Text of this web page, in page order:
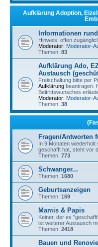
Aufklärung Adoption,
Informationen
Hinweis: offen
Moderator: Moderator-
Themen: 83
Aufklärung Ado,
Austausch
Freischaltung bitte per
Aufklärung beantragen.
Beitrittswunsches
Moderator: Moderator-
Themen: 38
Fragen/Antworten
In 9 Monaten wiederholt
geschafft hat, steht vor
Themen: 773
Schwanger...
Themen: 1680
Geburtsanzeigen
Themen: 169
Mamis & Papis
Keiner, der es
ist weiterer Austausch
Themen: 2418
Bauen und